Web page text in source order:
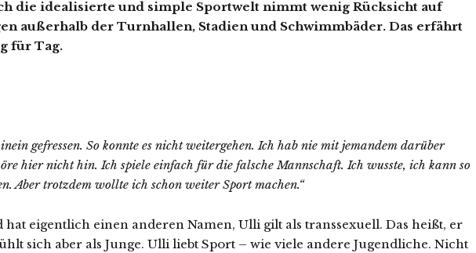
die idealisierte und simple Sportwelt nimmt wenig Rücksicht auf
außerhalb der Turnhallen, Stadien und Schwimmbäder. Das erfährt
für Tag.
gefressen. So konnte es nicht weitergehen. Ich hab nie mit jemandem darüber
hier nicht hin. Ich spiele einfach für die falsche Mannschaft. Ich wusste, ich kann so
Aber trotzdem wollte ich schon weiter Sport machen.“
hat eigentlich einen anderen Namen, Ulli gilt als transsexuell. Das heißt, er
sich aber als Junge. Ulli liebt Sport – wie viele andere Jugendliche. Nicht